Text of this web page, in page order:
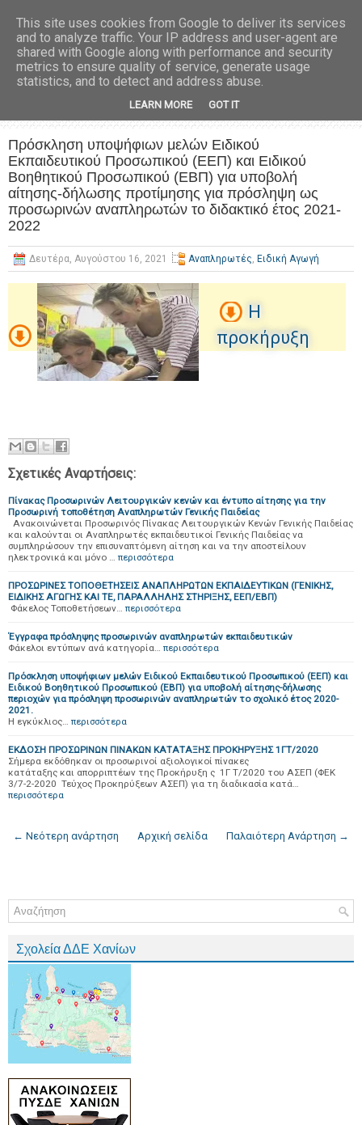
Πρόσκληση υποψήφιων μελών Ειδικού
Εκπαιδευτικού Προσωπικού (ΕΕΠ) και Ειδικού
Βοηθητικού Προσωπικού (ΕΒΠ) για υποβολή
αίτησης-δήλωσης προτίμησης για πρόσληψη ως
προσωρινών αναπληρωτών το διδακτικό έτος 2021-
2022
Δευτέρα, Αυγούστου 16, 2021 Αναπληρωτές, Ειδική Αγωγή
Η
προκήρυξη
Σχετικές Αναρτήσεις:
Πίνακας Προσωρινών Λειτουργικών κενών και έντυπο αίτησης για την
Προσωρινή τοποθέτηση Αναπληρωτών Γενικής Παιδείας
Ανακοινώνεται Προσωρινός Πίνακας Λειτουργικών Κενών Γενικής Παιδείας
και καλούνται οι Αναπληρωτές εκπαιδευτικοί Γενικής Παιδείας να
συμπληρώσουν την επισυναπτόμενη αίτηση και να την αποστείλουν
ηλεκτρονικά και μόνο … περισσότερα
ΠΡΟΣΩΡΙΝΕΣ ΤΟΠΟΘΕΤΗΣΕΙΣ ΑΝΑΠΛΗΡΩΤΩΝ ΕΚΠΑΙΔΕΥΤΙΚΩΝ (ΓΕΝΙΚΗΣ,
ΕΙΔΙΚΗΣ ΑΓΩΓΗΣ ΚΑΙ ΤΕ, ΠΑΡΑΛΛΗΛΗΣ ΣΤΗΡΙΞΗΣ, ΕΕΠ/ΕΒΠ)
Φάκελος Τοποθετήσεων… περισσότερα
Έγγραφα πρόσληψης προσωρινών αναπληρωτών εκπαιδευτικών
Φάκελοι εντύπων ανά κατηγορία… περισσότερα
Πρόσκληση υποψήφιων μελών Ειδικού Εκπαιδευτικού Προσωπικού (ΕΕΠ) και
Ειδικού Βοηθητικού Προσωπικού (ΕΒΠ) για υποβολή αίτησης-δήλωσης
περιοχών για πρόσληψη προσωρινών αναπληρωτών το σχολικό έτος 2020-
2021.
Η εγκύκλιος… περισσότερα
ΕΚΔΟΣΗ ΠΡΟΣΩΡΙΝΩΝ ΠΙΝΑΚΩΝ ΚΑΤΑΤΑΞΗΣ ΠΡΟΚΗΡΥΞΗΣ 1ΓΤ/2020
Σήμερα εκδόθηκαν οι προσωρινοί αξιολογικοί πίνακες
κατάταξης και απορριπτέων της Προκήρυξη ς 1Γ Τ/2020 του ΑΣΕΠ (ΦΕΚ
3/7-2-2020 Τεύχος Προκηρύξεων ΑΣΕΠ) για τη διαδικασία κατά…
περισσότερα
← Νεότερη ανάρτηση Παλαιότερη Ανάρτηση →
Αρχική σελίδα
Σχολεία ΔΔΕ Χανίων
This site uses cookies from Google to deliver its services
and to analyze traffic. Your IP address and user-agent are
shared with Google along with performance and security
metrics to ensure quality of service, generate usage
statistics, and to detect and address abuse.
LEARN MORE GOT IT